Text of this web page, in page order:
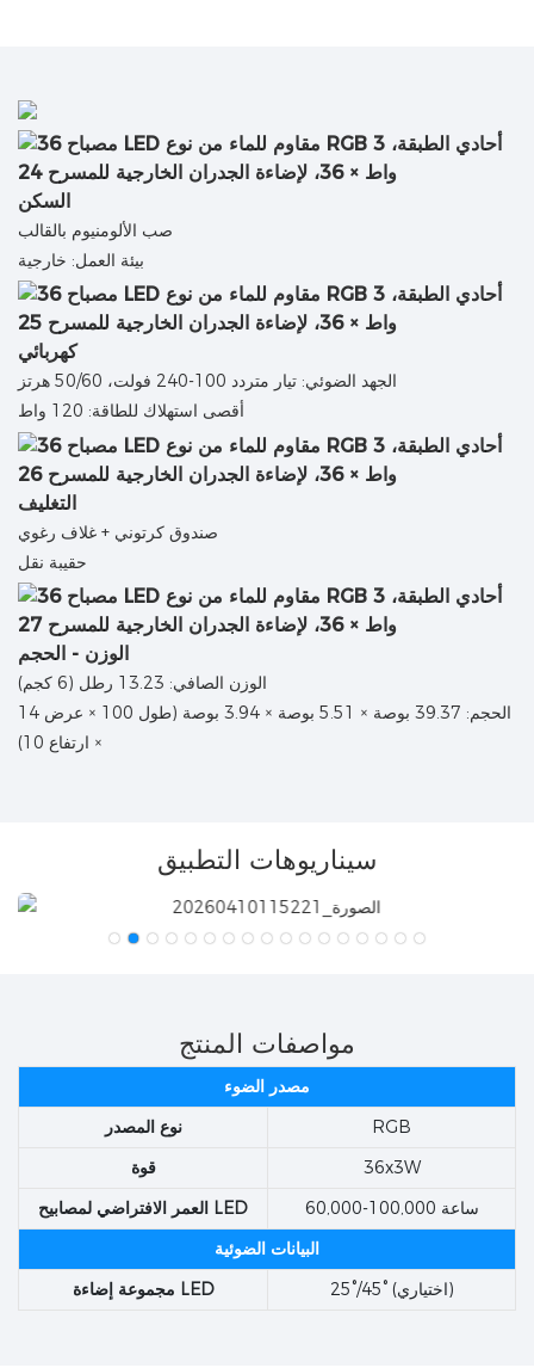
السكن
صب الألومنيوم بالقالب
بيئة العمل: خارجية
كهربائي
الجهد الضوئي: تيار متردد 100-240 فولت، 50/60 هرتز
أقصى استهلاك للطاقة: 120 واط
التغليف
صندوق كرتوني + غلاف رغوي
حقيبة نقل
الوزن - الحجم
الوزن الصافي: 13.23 رطل (6 كجم)
الحجم: 39.37 بوصة × 5.51 بوصة × 3.94 بوصة (طول 100 × عرض 14
× ارتفاع 10)
سيناريوهات التطبيق
مواصفات المنتج
مصدر الضوء
نوع المصدر
RGB
قوة
36x3W
العمر الافتراضي لمصابيح LED
60,000-100,000 ساعة
البيانات الضوئية
مجموعة إضاءة LED
25°/45° (اختياري)